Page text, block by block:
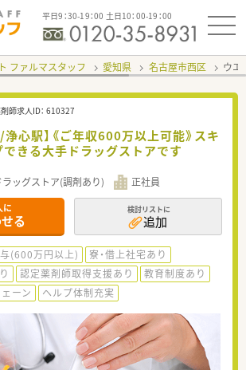
平日9：30-19：00 土日10：00-19：00
ファルマスタッフ 愛知県 名古屋市西区 ウ
師求人ID： 610327
浄心駅】《ご年収600万以上可能》スキ
きる大手ドラッグストアです
ラッグストア(調剤あり) 正社員
に
る
検討リストに
追加
(600万円以上)
寮・借上社宅あり
認定薬剤師取得支援あり
教育制度あり
ーン ヘルプ体制充実